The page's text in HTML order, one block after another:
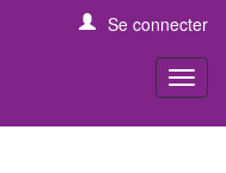
Se connecter